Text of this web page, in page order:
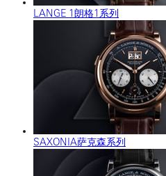
LANGE 1朗格1系列
SAXONIA萨克森系列